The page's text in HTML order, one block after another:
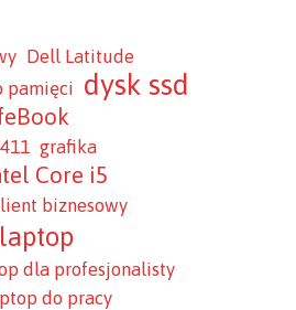
Dell Latitude
pamięci dysk ssd
grafika
Core i5
biznesowy
laptop
dla profesjonalisty
do pracy